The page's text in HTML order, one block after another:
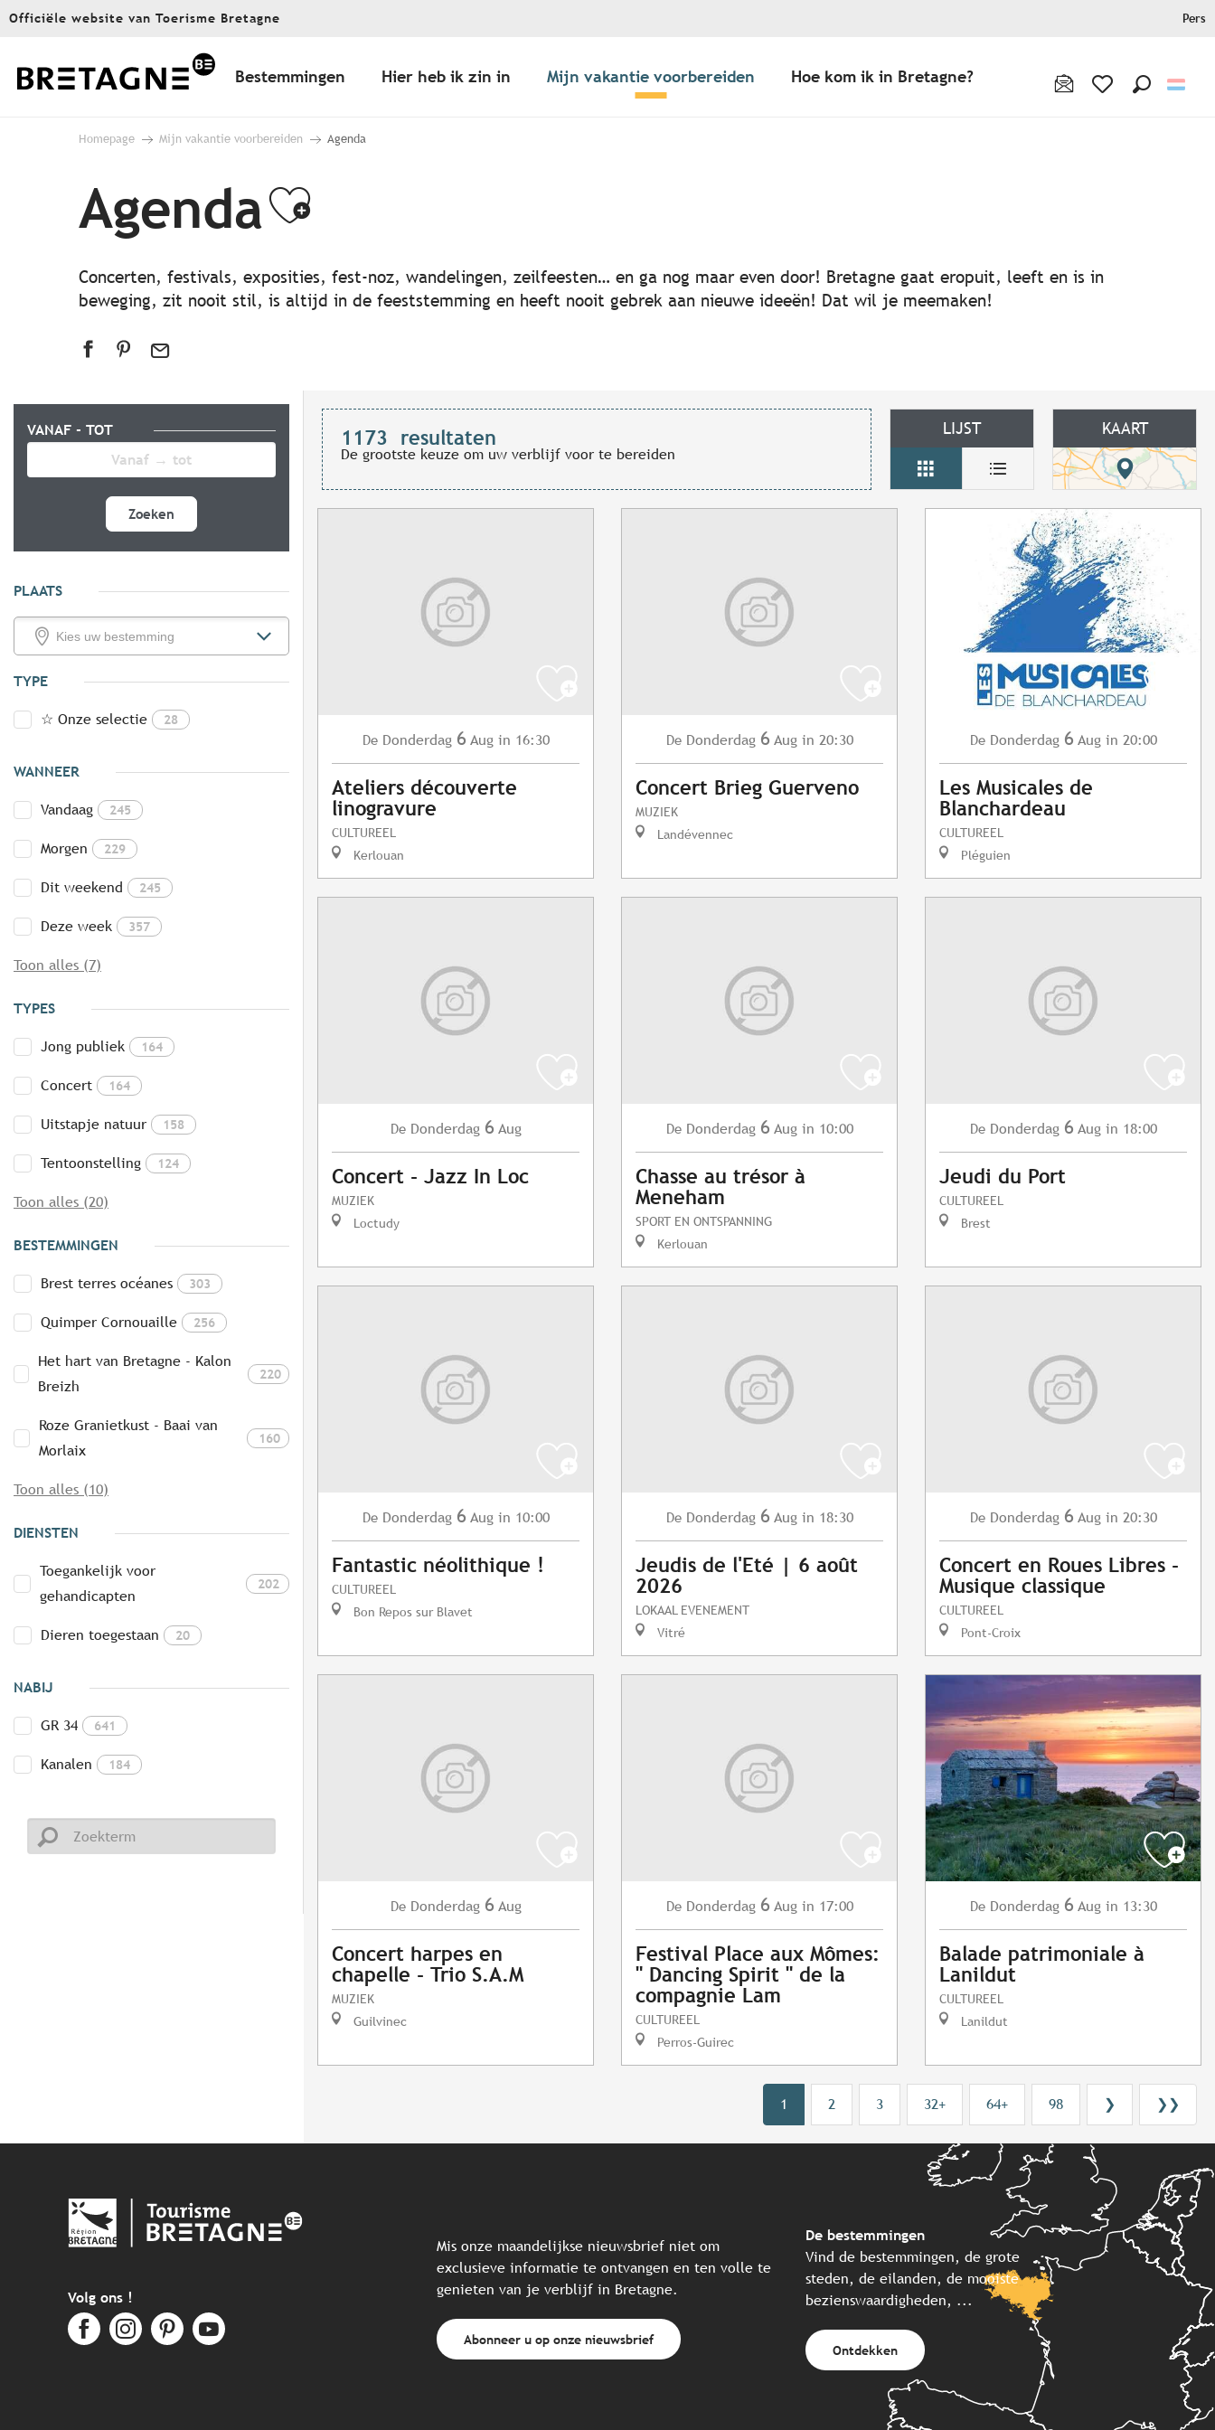
Aller
principal
Officiële website van Toerisme Bretagne Pers
Bestemmingen Hier heb ik zin in Mijn vakantie voorbereiden Hoe kom ik in Bretagne?
Homepage Mijn vakantie voorbereiden Agenda
AgendaAjouter aux favoris
Concerten, festivals, exposities, fest-noz, wandelingen, zeilfeesten… en ga nog maar even door! Bretagne gaat eropuit, leeft en is in
beweging, zit nooit stil, is altijd in de feeststemming en heeft nooit gebrek aan nieuwe ideeën! Dat wil je meemaken!
VANAF - TOT
Zoeken
PLAATS
TYPE
☆ Onze selectie 28
WANNEER
Vandaag 245
Morgen 229
Dit weekend 245
Deze week 357
Toon alles (7)
TYPES
Jong publiek 164
Concert 164
Uitstapje natuur 158
Tentoonstelling 124
Toon alles (20)
BESTEMMINGEN
Brest terres océanes 303
Quimper Cornouaille 256
Het hart van Bretagne - Kalon
Breizh
220
Roze Granietkust - Baai van
Morlaix
160
Toon alles (10)
DIENSTEN
Toegankelijk voor
gehandicapten
202
Dieren toegestaan 20
NABIJ
GR 34 641
Kanalen 184
1173 resultaten
De grootste keuze om uw verblijf voor te bereiden
LIJST KAART
De Donderdag 6 Aug in 16:30
Ateliers découverte
linogravure
CULTUREEL
Kerlouan
De Donderdag 6 Aug in 20:30
Concert Brieg Guerveno
MUZIEK
Landévennec
De Donderdag 6 Aug in 20:00
Les Musicales de
Blanchardeau
CULTUREEL
Pléguien
De Donderdag 6 Aug
Concert - Jazz In Loc
MUZIEK
Loctudy
De Donderdag 6 Aug in 10:00
Chasse au trésor à
Meneham
SPORT EN ONTSPANNING
Kerlouan
De Donderdag 6 Aug in 18:00
Jeudi du Port
CULTUREEL
Brest
De Donderdag 6 Aug in 10:00
Fantastic néolithique !
CULTUREEL
Bon Repos sur Blavet
De Donderdag 6 Aug in 18:30
Jeudis de l'Eté | 6 août
2026
LOKAAL EVENEMENT
Vitré
De Donderdag 6 Aug in 20:30
Concert en Roues Libres -
Musique classique
CULTUREEL
Pont-Croix
De Donderdag 6 Aug
Concert harpes en
chapelle - Trio S.A.M
MUZIEK
Guilvinec
De Donderdag 6 Aug in 17:00
Festival Place aux Mômes:
" Dancing Spirit " de la
compagnie Lam
CULTUREEL
Perros-Guirec
De Donderdag 6 Aug in 13:30
Balade patrimoniale à
Lanildut
CULTUREEL
Lanildut
1 2 3 32+ 64+ 98 ❯ ❯❯
Volg ons !
Mis onze maandelijkse nieuwsbrief niet om
exclusieve informatie te ontvangen en ten volle te
genieten van je verblijf in Bretagne.
Abonneer u op onze nieuwsbrief
De bestemmingen
Vind de bestemmingen, de grote
steden, de eilanden, de mooiste
bezienswaardigheden, ...
Ontdekken